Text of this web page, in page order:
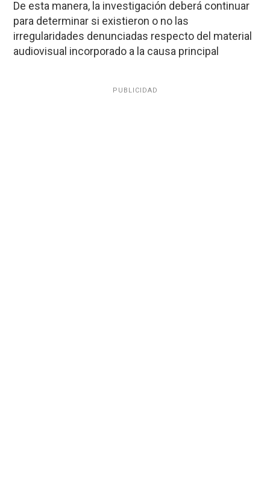
De esta manera, la investigación deberá continuar
para determinar si existieron o no las
irregularidades denunciadas respecto del material
audiovisual incorporado a la causa principal
PUBLICIDAD